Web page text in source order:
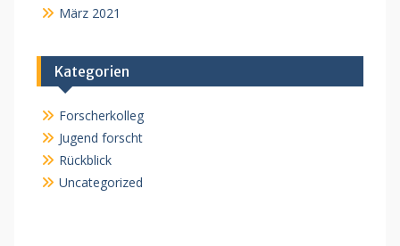
März 2021
Kategorien
Forscherkolleg
Jugend forscht
Rückblick
Uncategorized